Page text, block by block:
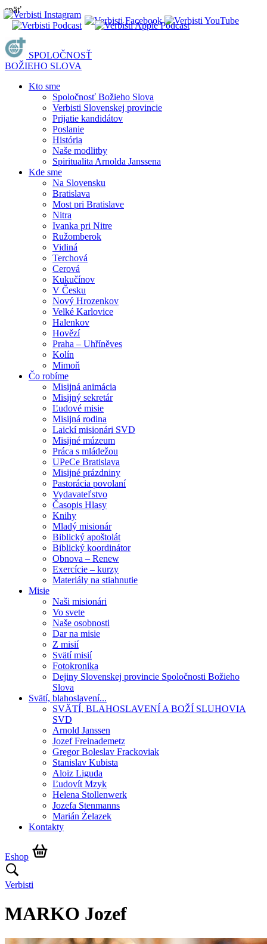
späť
SPOLOČNOSŤ
BOŽIEHO SLOVA
Kto sme
Spoločnosť Božieho Slova
Verbisti Slovenskej provincie
Prijatie kandidátov
Poslanie
História
Naše modlitby
Spiritualita Arnolda Janssena
Kde sme
Na Slovensku
Bratislava
Most pri Bratislave
Nitra
Ivanka pri Nitre
Ružomberok
Vidiná
Terchová
Cerová
Kukučínov
V Česku
Nový Hrozenkov
Velké Karlovice
Halenkov
Hovězí
Praha – Uhříněves
Kolín
Mimoň
Čo robíme
Misijná animácia
Misijný sekretár
Ľudové misie
Misijná rodina
Laickí misionári SVD
Misijné múzeum
Práca s mládežou
UPeCe Bratislava
Misijné prázdniny
Pastorácia povolaní
Vydavateľstvo
Časopis Hlasy
Knihy
Mladý misionár
Biblický apoštolát
Biblický koordinátor
Obnova – Renew
Exercície – kurzy
Materiály na stiahnutie
Misie
Naši misionári
Vo svete
Naše osobnosti
Dar na misie
Z misií
Svätí misií
Fotokronika
Dejiny Slovenskej provincie Spoločnosti Božieho
Slova
Svätí, blahoslavení...
SVÄTÍ, BLAHOSLAVENÍ A BOŽÍ SLUHOVIA
SVD
Arnold Janssen
Jozef Freinademetz
Gregor Boleslav Frackoviak
Stanislav Kubista
Aloiz Liguda
Ľudovít Mzyk
Helena Stollenwerk
Jozefa Stenmanns
Marián Żelazek
Kontakty
Eshop
Verbisti
MARKO Jozef